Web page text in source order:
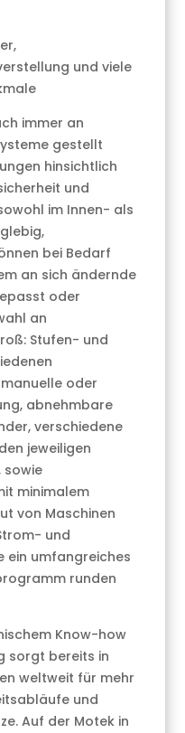
und viele
immer an
gestellt
hinsichtlich
und
im Innen- als
bei Bedarf
an sich ändernde
oder
an
Stufen- und
oder
abnehmbare
verschiedene
jeweiligen
sowie
minimalem
von Maschinen
und
ein umfangreiches
runden
Know-how
sorgt bereits in
weltweit für mehr
und
Auf der Motek in